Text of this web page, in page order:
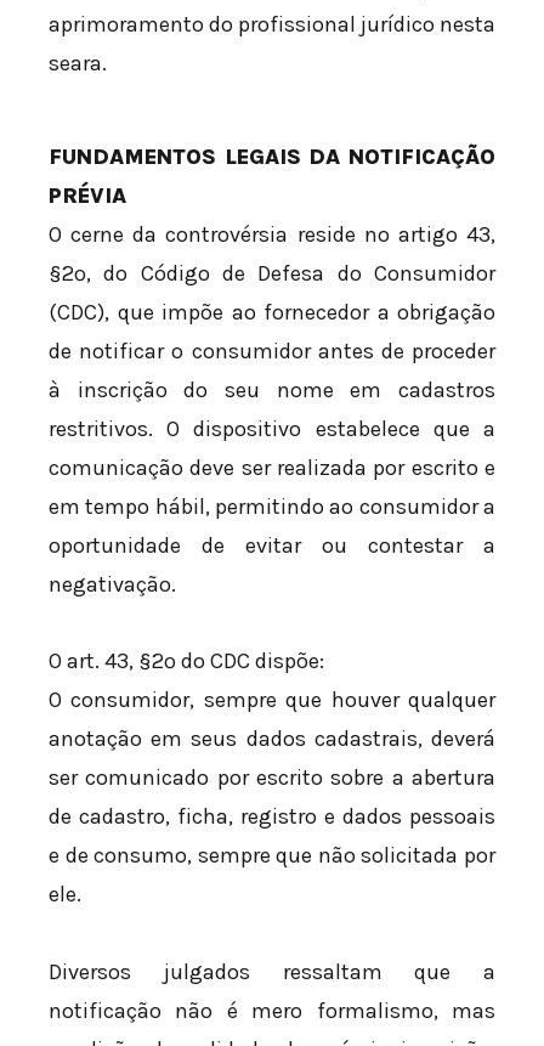
aprimoramento do profissional jurídico nesta
seara.
FUNDAMENTOS LEGAIS DA NOTIFICAÇÃO
PRÉVIA
O cerne da controvérsia reside no artigo 43,
§2º, do Código de Defesa do Consumidor
(CDC), que impõe ao fornecedor a obrigação
de notificar o consumidor antes de proceder
à inscrição do seu nome em cadastros
restritivos. O dispositivo estabelece que a
comunicação deve ser realizada por escrito e
em tempo hábil, permitindo ao consumidor a
oportunidade de evitar ou contestar a
negativação.
O art. 43, §2º do CDC dispõe:
O consumidor, sempre que houver qualquer
anotação em seus dados cadastrais, deverá
ser comunicado por escrito sobre a abertura
de cadastro, ficha, registro e dados pessoais
e de consumo, sempre que não solicitada por
ele.
Diversos julgados ressaltam que a
notificação não é mero formalismo, mas